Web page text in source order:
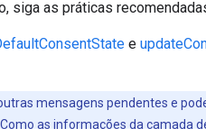
siga as práticas
e
mensagens pendentes e
Como as informações da camada